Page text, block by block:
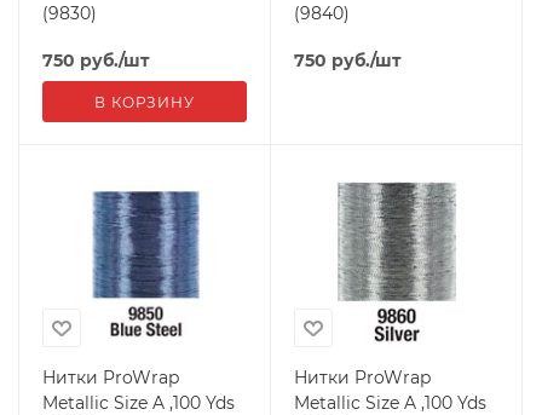
(9830)
750 руб./шт
В КОРЗИНУ
(9840)
750 руб./шт
Нитки ProWrap
Metallic Size A ,100 Yds
Нитки ProWrap
Metallic Size A ,100 Yds